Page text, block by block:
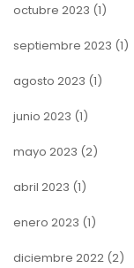
octubre 2023 (1)
septiembre 2023 (1)
agosto 2023 (1)
junio 2023 (1)
mayo 2023 (2)
abril 2023 (1)
enero 2023 (1)
diciembre 2022 (2)